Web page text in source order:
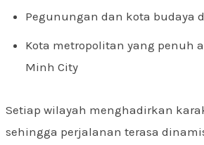
Pegunungan dan kota budaya
Kota metropolitan yang penuh
Minh City
Setiap wilayah menghadirkan
sehingga perjalanan terasa